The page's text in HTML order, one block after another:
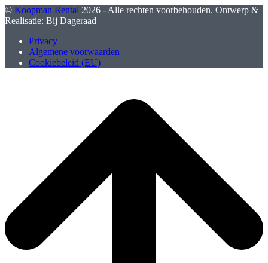
© Koopman Rental 2026 - Alle rechten voorbehouden. Ontwerp &
Realisatie: Bij Dageraad
Privacy
Algemene voorwaarden
Cookiebeleid (EU)